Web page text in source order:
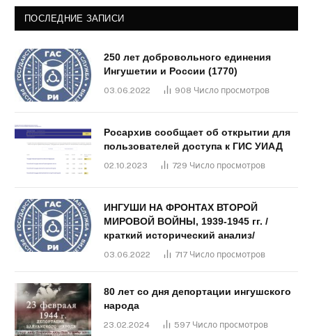
ПОСЛЕДНИЕ ЗАПИСИ
250 лет добровольного единения
Ингушетии и России (1770)
03.06.2022 908 Число просмотров
Росархив сообщает об открытии для
пользователей доступа к ГИС УИАД
02.10.2023 729 Число просмотров
ИНГУШИ НА ФРОНТАХ ВТОРОЙ
МИРОВОЙ ВОЙНЫ, 1939-1945 гг. /
краткий исторический анализ/
03.06.2022 717 Число просмотров
80 лет со дня депортации ингушского
народа
23.02.2024 597 Число просмотров